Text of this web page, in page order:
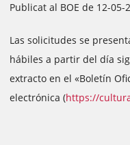
Publicat al BOE de 12-05-
Las solicitudes se
hábiles a partir del día
extracto en el «Boletín
electrónica (https://